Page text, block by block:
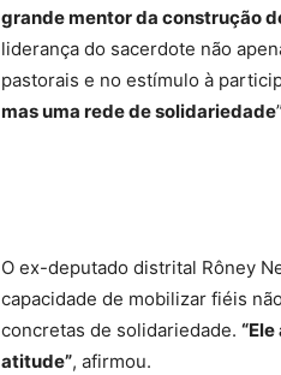
grande mentor da construção
liderança do sacerdote não
pastorais e no estímulo à
mas uma rede de solidariedade
O ex-deputado distrital Rôney
capacidade de mobilizar fiéis
concretas de solidariedade.
atitude”, afirmou.